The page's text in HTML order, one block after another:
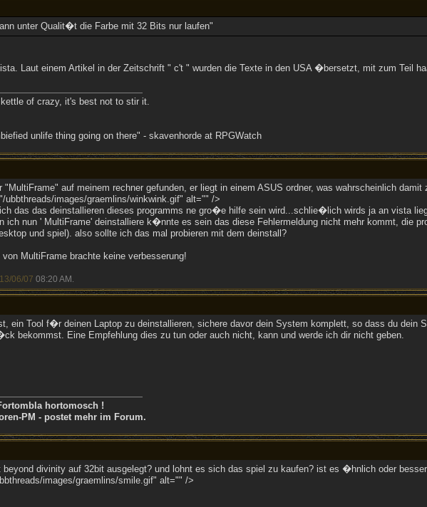
unter Qualit�t die Farbe mit 32 Bits nur laufen"
Laut einem Artikel in der Zeitschrift " c't " wurden die Texte in den USA �bersetzt, mit zum Teil
of crazy, it's best not to stir it.
unlife thing going on there" - skavenhorde at RPGWatch
"MultiFrame" auf meinem rechner gefunden, er liegt in einem ASUS ordner, was wahrscheinlich
ubbthreads/images/graemlins/winkwink.gif" alt="" />
das das deinstallieren dieses programms ne gro�e hilfe sein wird...schlie�lich wirds ja an vista
ich nun ' MultiFrame' deinstalliere k�nnte es sein das diese Fehlermeldung nicht mehr kommt, die
und spiel). also sollte ich das mal probieren mit dem deinstall?
MultiFrame brachte keine verbesserung!
13/06/07 08:20 AM
ein Tool f�r deinen Laptop zu deinstallieren, sichere davor dein System komplett, so dass du dein
bekommst. Eine Empfehlung dies zu tun oder auch nicht, kann und werde ich dir nicht geben.
hortomosch !
PM - postet mehr im Forum.
beyond divinity auf 32bit ausgelegt? und lohnt es sich das spiel zu kaufen? ist es �hnlich oder
images/graemlins/smile.gif" alt="" />